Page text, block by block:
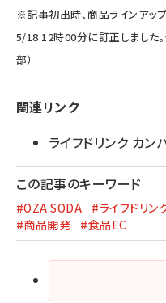
※記事初出時、商品ラインアッ
5/18 12時00分に訂正しました
部）
関連リンク
ライフドリンク カン
この記事のキーワード
#OZA SODA #ライフドリン
#商品開発
#食品EC